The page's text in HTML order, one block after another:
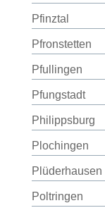
Pfinztal
Pfronstetten
Pfullingen
Pfungstadt
Philippsburg
Plochingen
Plüderhausen
Poltringen